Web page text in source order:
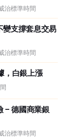
治標準時間
變支撐套息交易
治標準時間
，白銀上漲
– 德國商業銀
治標準時間